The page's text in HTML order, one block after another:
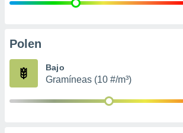
publicidad
Polen
Bajo
Gramíneas (10 #/m³)